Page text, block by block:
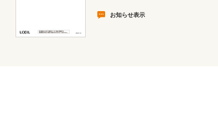
お知らせ表示